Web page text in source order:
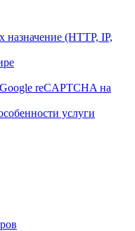
(HTTP, IP,
reCAPTCHA на
услуги